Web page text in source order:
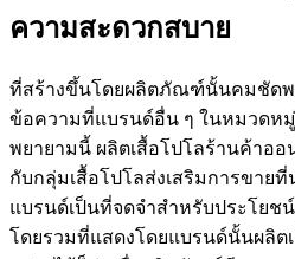
ความสะดวกสบาย
ที่สร้างขึ้นโดยผลิตภัณฑ์นั้นคมชัดพ
ข้อความที่แบรนด์อื่น ๆ ในหมวดหมู่
พยายามนี้ ผลิตเสื้อโปโลร้านค้าอ
กับกลุ่มเสื้อโปโลส่งเสริมการขายที่
แบรนด์เป็นที่จดจำสำหรับประโย
โดยรวมที่แสดงโดยแบรนด์นั้นผลิต